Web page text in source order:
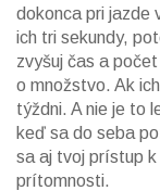
dokonca pri jazde
ich tri sekundy,
zvyšuj čas a
o množstvo. Ak
týždni. A nie je to
keď sa do seba
sa aj tvoj prístup
prítomnosti.